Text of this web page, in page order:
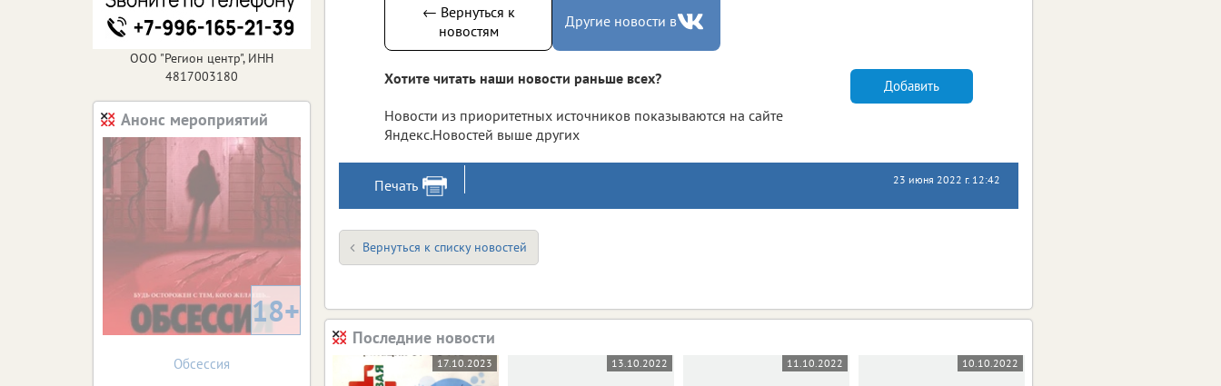
← Вернуться к
новостям
Другие новости в
Хотите читать наши новости раньше всех?
Новости из приоритетных источников показываются на сайте
Яндекс.Новостей выше других
Добавить
Печать 23 июня 2022 г. 12:42
Вернуться к списку новостей
Последние новости
17.10.2023 13.10.2022 11.10.2022 10.10.2022
ООО "Регион центр", ИНН
4817003180
Анонс мероприятий
18+
Обсессия